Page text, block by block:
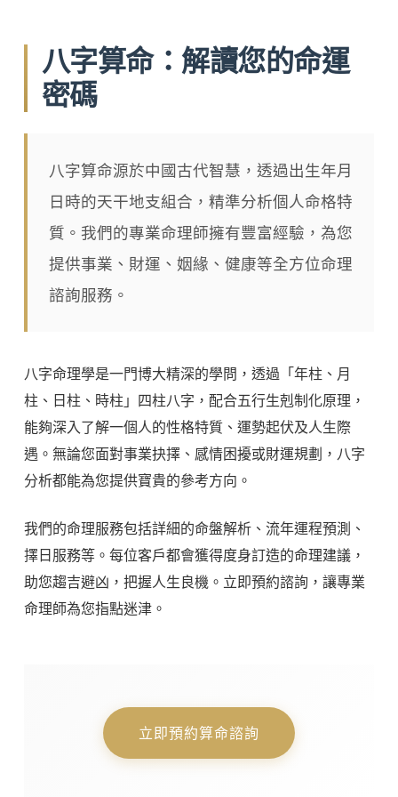
八字算命：解讀您的命運
密碼
八字算命源於中國古代智慧，透過出生年月
日時的天干地支組合，精準分析個人命格特
質。我們的專業命理師擁有豐富經驗，為您
提供事業、財運、姻緣、健康等全方位命理
諮詢服務。
八字命理學是一門博大精深的學問，透過「年柱、月
柱、日柱、時柱」四柱八字，配合五行生剋制化原理，
能夠深入了解一個人的性格特質、運勢起伏及人生際
遇。無論您面對事業抉擇、感情困擾或財運規劃，八字
分析都能為您提供寶貴的參考方向。
我們的命理服務包括詳細的命盤解析、流年運程預測、
擇日服務等。每位客戶都會獲得度身訂造的命理建議，
助您趨吉避凶，把握人生良機。立即預約諮詢，讓專業
命理師為您指點迷津。
立即預約算命諮詢